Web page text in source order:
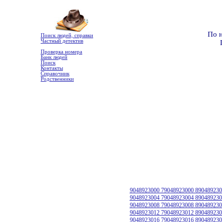
Поиск людей, справки
Частный детектив
Проверка номера
Банк людей
Поиск
Контакты
Справочник
Родственники
По
9048923000 79048923000
9048923004 79048923004
9048923008 79048923008
9048923012 79048923012
9048923016 79048923016